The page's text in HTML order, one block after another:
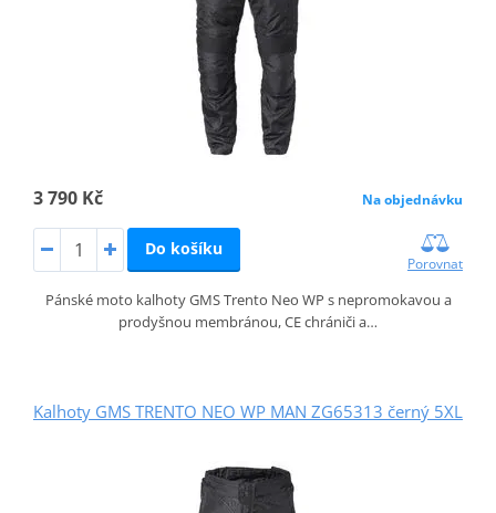
3 790 Kč Na objednávku
Do košíku
Porovnat
Pánské moto kalhoty GMS Trento Neo WP s nepromokavou a
prodyšnou membránou, CE chrániči a…
Kalhoty GMS TRENTO NEO WP MAN ZG65313 černý 5XL